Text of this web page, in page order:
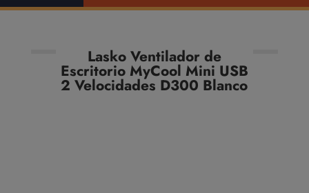
Lasko Ventilador de
Escritorio MyCool Mini USB
2 Velocidades D300 Blanco